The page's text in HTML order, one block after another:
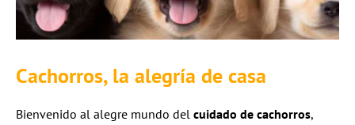
Cachorros, la alegría de casa
Bienvenido al alegre mundo del cuidado de cachorros,